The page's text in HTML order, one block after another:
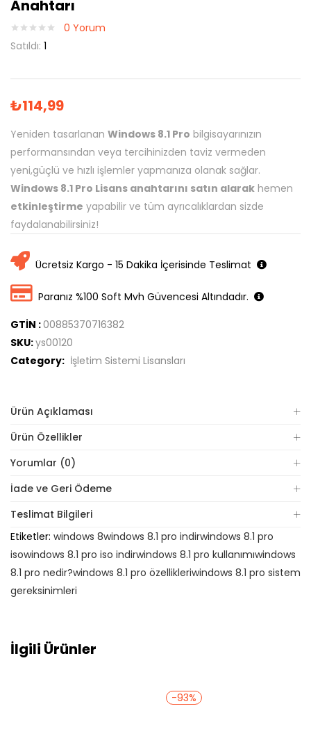
Anahtarı
0 Yorum
Satıldı: 1
₺114,99
Yeniden tasarlanan Windows 8.1 Pro bilgisayarınızın
performansından veya tercihinizden taviz vermeden
yeni,güçlü ve hızlı işlemler yapmanıza olanak sağlar.
Windows 8.1 Pro Lisans anahtarını satın alarak hemen
etkinleştirme yapabilir ve tüm ayrıcalıklardan sizde
faydalanabilirsiniz!
Ücretsiz Kargo - 15 Dakika İçerisinde Teslimat
Paranız %100 Soft Mvh Güvencesi Altındadır.
GTİN :00885370716382
SKU:ys00120
Category: İşletim Sistemi Lisansları
Ürün Açıklaması
Ürün Özellikler
Yorumlar (0)
İade ve Geri Ödeme
Teslimat Bilgileri
Etiketler: windows 8windows 8.1 pro indirwindows 8.1 pro
isowindows 8.1 pro iso indirwindows 8.1 pro kullanımıwindows
8.1 pro nedir?windows 8.1 pro özellikleriwindows 8.1 pro sistem
gereksinimleri
İlgili Ürünler
-93%